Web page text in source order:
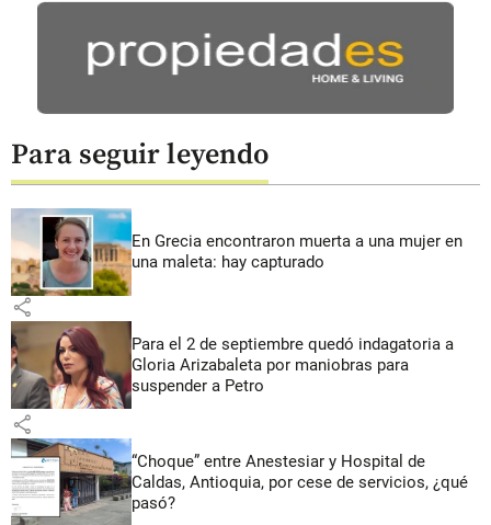
Para seguir leyendo
En Grecia encontraron muerta a una mujer en
una maleta: hay capturado
share
Para el 2 de septiembre quedó indagatoria a
Gloria Arizabaleta por maniobras para
suspender a Petro
share
“Choque” entre Anestesiar y Hospital de
Caldas, Antioquia, por cese de servicios, ¿qué
pasó?